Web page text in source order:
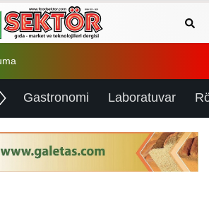
Gastronomi Laboratuvar